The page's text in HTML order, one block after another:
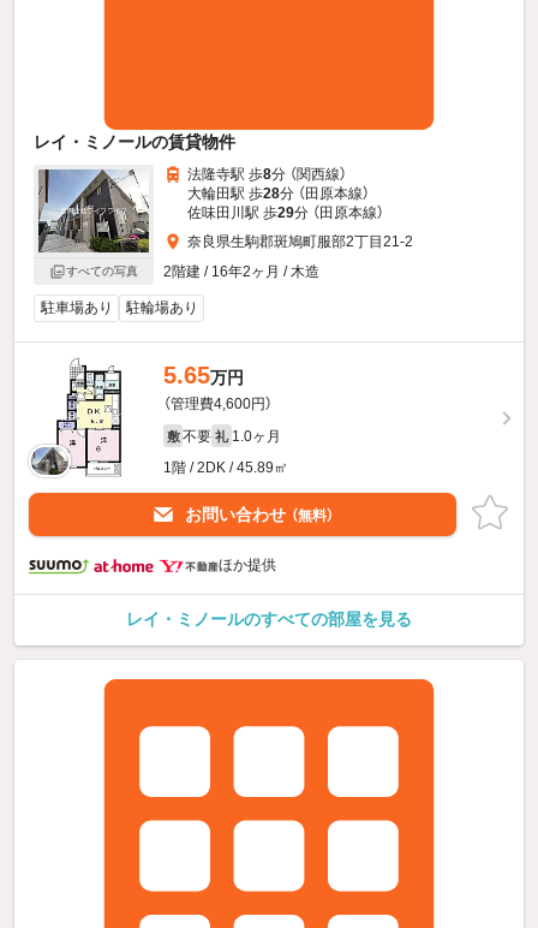
レイ・ミノールの賃貸物件
すべての写真
法隆寺駅 歩8分 （関西線）
大輪田駅 歩28分 （田原本線）
佐味田川駅 歩29分 （田原本線）
奈良県生駒郡斑鳩町服部2丁目21-2
2階建 / 16年2ヶ月 / 木造
駐車場あり 駐輪場あり
5.65万円
（管理費4,600円）
敷 不要 礼 1.0ヶ月
1階 / 2DK / 45.89㎡
お問い合わせ （無料）
ほか提供
レイ・ミノールのすべての部屋を見る